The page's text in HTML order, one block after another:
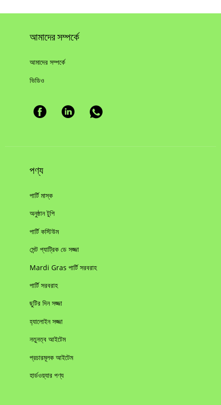
আমাদের সম্পর্কে
আমাদের সম্পর্কে
ভিডিও
পণ্য
পার্টি মাস্ক
অনুষ্ঠান টুপি
পার্টি কস্টিউম
সেন্ট প্যাট্রিক ডে সজ্জা
Mardi Gras পার্টি সরবরাহ
পার্টি সরবরাহ
ছুটির দিন সজ্জা
হ্যালোইন সজ্জা
নতুনত্ব আইটেম
প্রচারমূলক আইটেম
হার্ডওয়্যার পণ্য